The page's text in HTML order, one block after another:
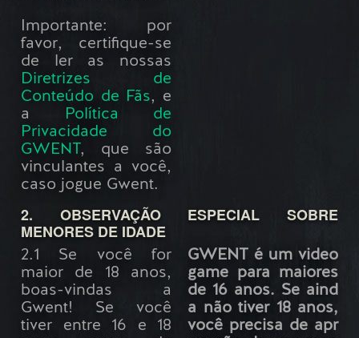
Importante: por
favor, certifique-se
de ler as nossas
Diretrizes de
Conteúdo de Fãs, e
a
Política de
Privacidade do
GWENT, que são
vinculantes a você,
caso jogue Gwent.
2. OBSERVAÇÃO ESPECIAL SOBRE
MENORES DE IDADE
2.1 Se você for
maior de 18 anos,
boas-vindas a
Gwent! Se você
tiver entre 16 e 18
GWENT é um video
game para maiores
de 16 anos. Se aind
a não tiver 18 anos,
você precisa de apr